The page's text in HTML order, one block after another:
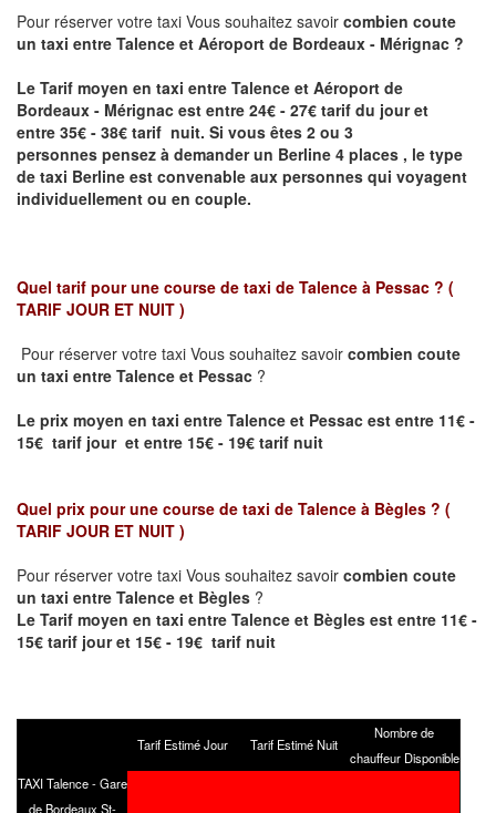
Pour réserver votre taxi Vous souhaitez savoir combien coute
un taxi entre Talence et Aéroport de Bordeaux - Mérignac ?
Le Tarif moyen en taxi entre Talence et Aéroport de
Bordeaux - Mérignac est entre 24€ - 27€ tarif du jour et
entre 35€ - 38€ tarif nuit. Si vous êtes 2 ou 3
personnes pensez à demander un Berline 4 places , le type
de taxi Berline est convenable aux personnes qui voyagent
individuellement ou en couple.
Quel tarif pour une course de taxi de Talence à Pessac ? (
TARIF JOUR ET NUIT )
Pour réserver votre taxi Vous souhaitez savoir combien coute
un taxi entre Talence et Pessac ?
Le prix moyen en taxi entre Talence et Pessac est entre 11€ -
15€ tarif jour et entre 15€ - 19€ tarif nuit
Quel prix pour une course de taxi de Talence à Bègles ? (
TARIF JOUR ET NUIT )
Pour réserver votre taxi Vous souhaitez savoir combien coute
un taxi entre Talence et Bègles ?
Le Tarif moyen en taxi entre Talence et Bègles est entre 11€ -
15€ tarif jour et 15€ - 19€ tarif nuit
Tarif Estimé Jour Tarif Estimé Nuit
Nombre de
chauffeur Disponible
TAXI Talence - Gare
de Bordeaux St-